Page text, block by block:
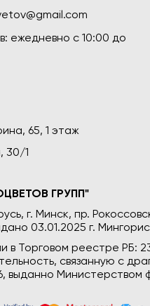
ежедневно c 10:00 до
65, 1 этаж
30/1
ГРУПП"
г. Минск, пр.
03.01.2025 г.
в Торговом реестре РБ:
связанную с
выданно Министерством